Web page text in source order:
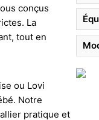
conçus
La
tout en
ou Lovi
Notre
pratique et